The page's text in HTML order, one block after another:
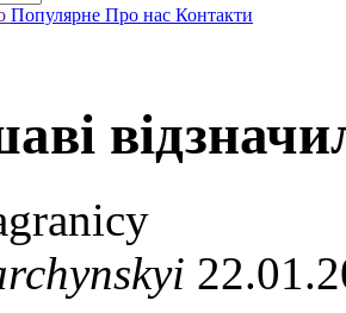
Популярне Про нас Контакти